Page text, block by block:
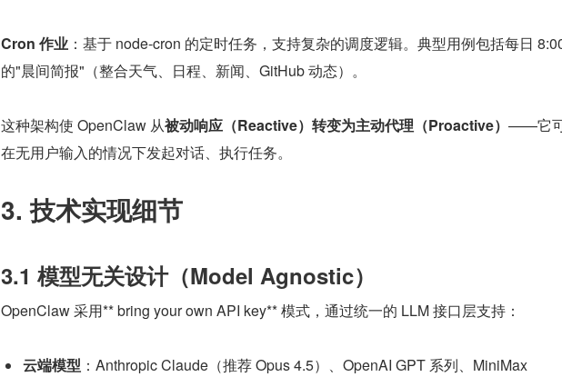
Cron 作业 ：基于 node-cron 的定时任务，支持复杂的调度逻辑。典型用例包括每日
的"晨间简报"（整合天气、日程、新闻、GitHub 动态）。
这种架构使 OpenClaw 从被动响应（Reactive） 转变为主动代理（Proactive） ——它
在无用户输入的情况下发起对话、执行任务。
3. 技术实现细节
3.1 模型无关设计（Model Agnostic）
OpenClaw 采用** bring your own API key** 模式，通过统一的 LLM 接口层支持：
云端模型 ：Anthropic Claude（推荐 Opus 4.5）、OpenAI GPT 系列、MiniMax